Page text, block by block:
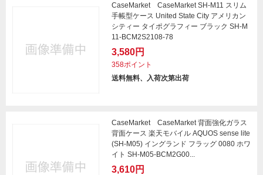
CaseMarket CaseMarket SH-M11 スリム
手帳型ケース United State City アメリカン
シティー タイポグラフィー ブラック SH-M
11-BCM2S2108-78
3,580円
358ポイント
送料無料、入荷次第出荷
CaseMarket CaseMarket 背面強化ガラス
背面ケース 楽天モバイル AQUOS sense lite
(SH-M05) イングランド フラッグ 0080 ホワ
イト SH-M05-BCM2G00...
3,610円